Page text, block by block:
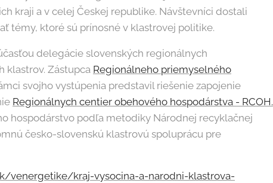
kraji a v celej Českej republike. Návštevníci dostali
témy, ktoré sú prínosné v klastrovej politike.
delegácie slovenských regionálnych
klastrov. Zástupca Regionálneho priemyselného
svojho vystúpenia predstavil riešenie zapojenie
Regionálnych centier obehového hospodárstva - RCOH.
hospodárstvo podľa metodiky Národnej recyklačnej
česko-slovenskú klastrovú spoluprácu pre
venergetike/kraj-vysocina-a-narodni-klastrova-